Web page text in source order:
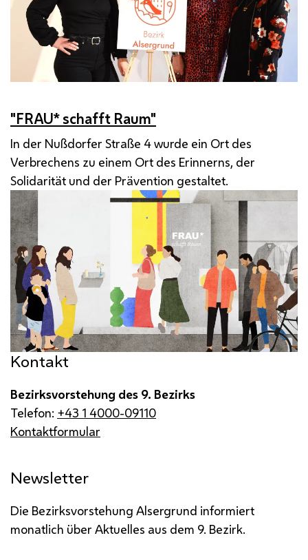
"FRAU* schafft Raum"
In der Nußdorfer Straße 4 wurde ein Ort des
Verbrechens zu einem Ort des Erinnerns, der
Solidarität und der Prävention gestaltet.
Kontakt
Bezirksvorstehung des 9. Bezirks
Telefon: +43 1 4000-09110
Kontaktformular
Newsletter
Die Bezirksvorstehung Alsergrund informiert
monatlich über Aktuelles aus dem 9. Bezirk.